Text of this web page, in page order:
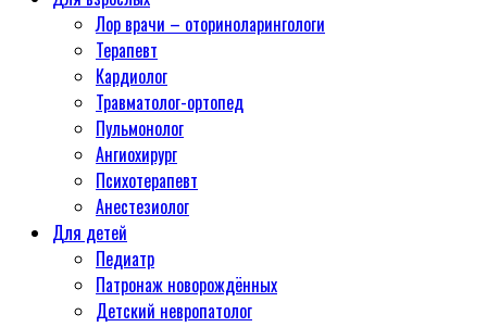
Лор врачи – оториноларингологи
Терапевт
Кардиолог
Травматолог-ортопед
Пульмонолог
Ангиохирург
Психотерапевт
Aнестезиолог
Для детей
Педиатр
Патронаж новорождённых
Детский невропатолог